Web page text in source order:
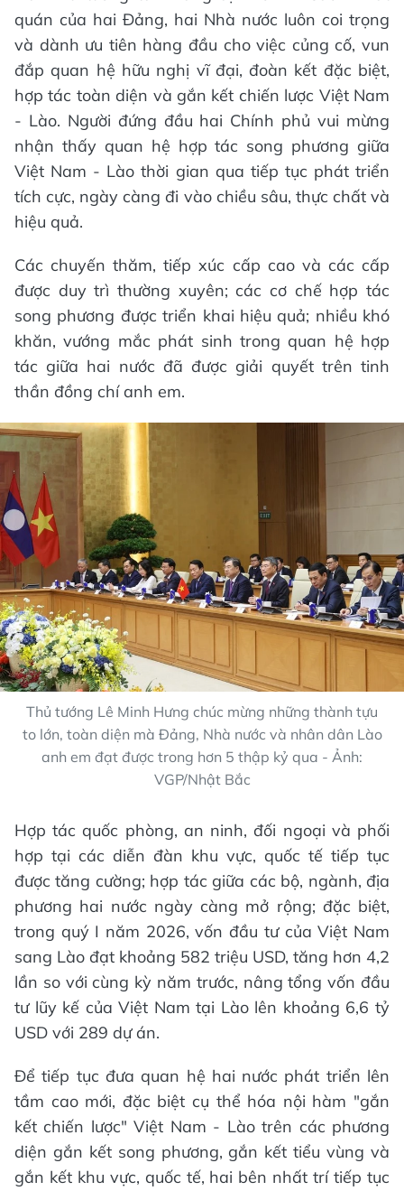
quán của hai Đảng, hai Nhà nước luôn coi trọng
và dành ưu tiên hàng đầu cho việc củng cố, vun
đắp quan hệ hữu nghị vĩ đại, đoàn kết đặc biệt,
hợp tác toàn diện và gắn kết chiến lược Việt Nam
- Lào. Người đứng đầu hai Chính phủ vui mừng
nhận thấy quan hệ hợp tác song phương giữa
Việt Nam - Lào thời gian qua tiếp tục phát triển
tích cực, ngày càng đi vào chiều sâu, thực chất và
hiệu quả.
Các chuyến thăm, tiếp xúc cấp cao và các cấp
được duy trì thường xuyên; các cơ chế hợp tác
song phương được triển khai hiệu quả; nhiều khó
khăn, vướng mắc phát sinh trong quan hệ hợp
tác giữa hai nước đã được giải quyết trên tinh
thần đồng chí anh em.
Thủ tướng Lê Minh Hưng chúc mừng những thành tựu
to lớn, toàn diện mà Đảng, Nhà nước và nhân dân Lào
anh em đạt được trong hơn 5 thập kỷ qua - Ảnh:
VGP/Nhật Bắc
Hợp tác quốc phòng, an ninh, đối ngoại và phối
hợp tại các diễn đàn khu vực, quốc tế tiếp tục
được tăng cường; hợp tác giữa các bộ, ngành, địa
phương hai nước ngày càng mở rộng; đặc biệt,
trong quý I năm 2026, vốn đầu tư của Việt Nam
sang Lào đạt khoảng 582 triệu USD, tăng hơn 4,2
lần so với cùng kỳ năm trước, nâng tổng vốn đầu
tư lũy kế của Việt Nam tại Lào lên khoảng 6,6 tỷ
USD với 289 dự án.
Để tiếp tục đưa quan hệ hai nước phát triển lên
tầm cao mới, đặc biệt cụ thể hóa nội hàm "gắn
kết chiến lược" Việt Nam - Lào trên các phương
diện gắn kết song phương, gắn kết tiểu vùng và
gắn kết khu vực, quốc tế, hai bên nhất trí tiếp tục